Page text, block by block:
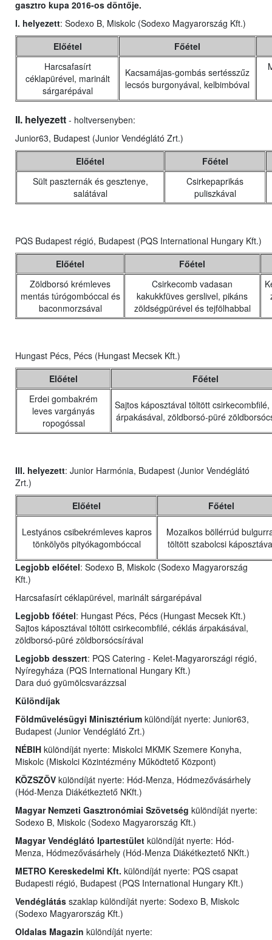
gasztro kupa 2016-os döntője.
I. helyezett: Sodexo B, Miskolc (Sodexo Magyarország Kft.)
Előétel
Főétel
Harcsafasírt
céklapürével, marinált
sárgarépával
Kacsamájas-gombás sertésszűz
lecsós burgonyával, kelbimbóval
II. helyezett - holtversenyben:
Junior63, Budapest (Junior Vendéglátó Zrt.)
Előétel
Főétel
Sült paszternák és gesztenye,
salátával
Csirkepaprikás
puliszkával
PQS Budapest régió, Budapest (PQS International Hungary Kft.)
Előétel
Főétel
Zöldborsó krémleves
mentás túrógombóccal és
baconmorzsával
Csirkecomb vadasan
kakukkfüves gerslivel, pikáns
zöldségpürével és tejfölhabbal
Hungast Pécs, Pécs (Hungast Mecsek Kft.)
Előétel
Főétel
Erdei gombakrém
leves vargányás
ropogóssal
Sajtos káposztával töltött csirkecombfilé,
árpakásával, zöldborsó-püré
III. helyezett: Junior Harmónia, Budapest (Junior Vendéglátó
Zrt.)
Előétel
Főétel
Lestyános csibekrémleves kapros
tönkölyös pityókagombóccal
Mozaikos böllérrúd
töltött szabolcsi
Legjobb előétel: Sodexo B, Miskolc (Sodexo Magyarország
Kft.)
Harcsafasírt céklapürével, marinált sárgarépával
Legjobb főétel: Hungast Pécs, Pécs (Hungast Mecsek Kft.)
Sajtos káposztával töltött csirkecombfilé, céklás árpakásával,
zöldborsó-püré zöldborsócsírával
Legjobb desszert: PQS Catering - Kelet-Magyarországi régió,
Nyíregyháza (PQS International Hungary Kft.)
Dara duó gyümölcsvarázzsal
Különdíjak
Földművelésügyi Minisztérium különdíját nyerte: Junior63,
Budapest (Junior Vendéglátó Zrt.)
NÉBIH különdíját nyerte: Miskolci MKMK Szemere Konyha,
Miskolc (Miskolci Közintézmény Működtető Központ)
KÖZSZÖV különdíját nyerte: Hód-Menza, Hódmezővásárhely
(Hód-Menza Diákétkeztető NKft.)
Magyar Nemzeti Gasztronómiai Szövetség különdíját nyerte:
Sodexo B, Miskolc (Sodexo Magyarország Kft.)
Magyar Vendéglátó Ipartestület különdíját nyerte: Hód-
Menza, Hódmezővásárhely (Hód-Menza Diákétkeztető NKft.)
METRO Kereskedelmi Kft. különdíját nyerte: PQS csapat
Budapesti régió, Budapest (PQS International Hungary Kft.)
Vendéglátás szaklap különdíját nyerte: Sodexo B, Miskolc
(Sodexo Magyarország Kft.)
Oldalas Magazin különdíját nyerte: